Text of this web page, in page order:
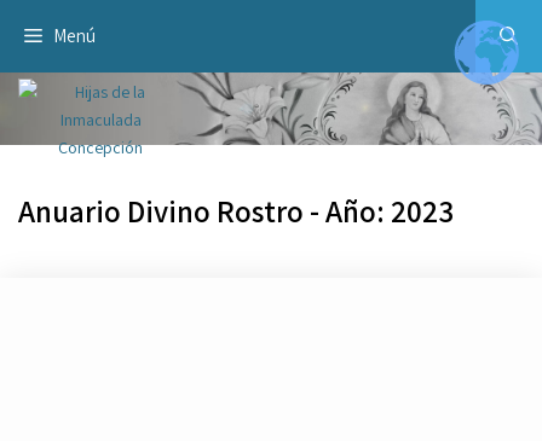
contenido
Menú
Anuario Divino Rostro - Año: 2023